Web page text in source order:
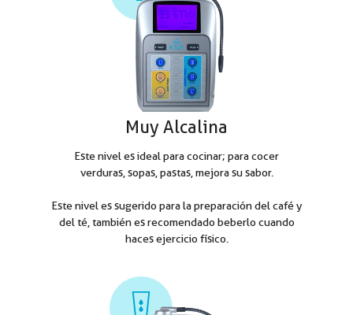
Muy Alcalina
Este nivel es ideal para cocinar; para cocer
verduras, sopas, pastas, mejora su sabor.
Este nivel es sugerido para la preparación del café y
del té, también es recomendado beberlo cuando
haces ejercicio físico.